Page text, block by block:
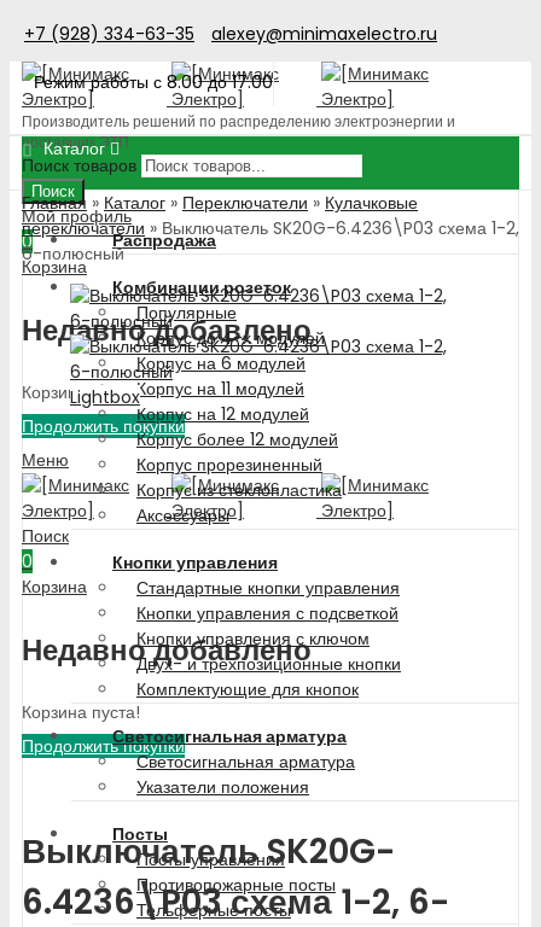
+7 (928) 334-63-35
alexey@minimaxelectro.ru
Режим работы с 8.00 до 17.00
Производитель решений по распределению электроэнергии и
поставщик ЭТП
Поиск товаров
Поиск
Мой профиль
0
Корзина
Недавно добавлено
Корзина пуста!
Продолжить покупки
Меню
Поиск
0
Корзина
Недавно добавлено
Корзина пуста!
Продолжить покупки
Каталог
Распродажа
Комбинации розеток
Популярные
Корпус до 4-х модулей
Корпус на 6 модулей
Корпус на 11 модулей
Корпус на 12 модулей
Корпус более 12 модулей
Корпус прорезиненный
Корпус из стеклопластика
Аксессуары
Кнопки управления
Стандартные кнопки управления
Кнопки управления с подсветкой
Кнопки управления с ключом
Двух- и трехпозиционные кнопки
Комплектующие для кнопок
Светосигнальная арматура
Светосигнальная арматура
Указатели положения
Посты
Посты управления
Противопожарные посты
Тельферные посты
Главная » Каталог » Переключатели » Кулачковые
переключатели » Выключатель SK20G-6.4236\P03 схема 1-2,
6-полюсный
Lightbox
Выключатель SK20G-
6.4236\P03 схема 1-2, 6-